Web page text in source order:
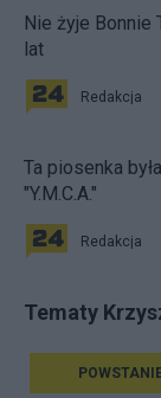
Nie żyje Bonnie
lat
Redakcja
Ta piosenka
"Y.M.C.A."
Redakcja
Tematy